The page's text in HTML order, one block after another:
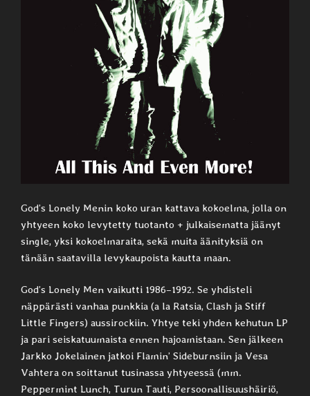
God’s Lonely Menin koko uran kattava kokoelma, jolla on
yhtyeen koko levytetty tuotanto + julkaisematta jäänyt
single, yksi kokoelmaraita, sekä muita äänityksiä on
tänään saatavilla levykaupoista kautta maan.
God’s Lonely Men vaikutti 1986–1992. Se yhdisteli
näppärästi vanhaa punkkia (a la Ratsia, Clash ja Stiff
Little Fingers) aussirockiin. Yhtye teki yhden kehutun LP
ja pari seiskatuumaista ennen hajoamistaan. Sen jälkeen
Jarkko Jokelainen jatkoi Flamin’ Sideburnsiin ja Vesa
Vahtera on soittanut tusinassa yhtyeessä (mm.
Peppermint Lunch, Turun Tauti, Persoonallisuushäiriö,